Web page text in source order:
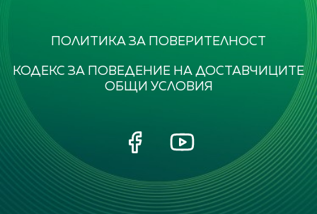
ПОЛИТИКА ЗА ПОВЕРИТЕЛНОСТ
КОДЕКС ЗА ПОВЕДЕНИЕ НА ДОСТАВЧИЦИТЕ
ОБЩИ УСЛОВИЯ